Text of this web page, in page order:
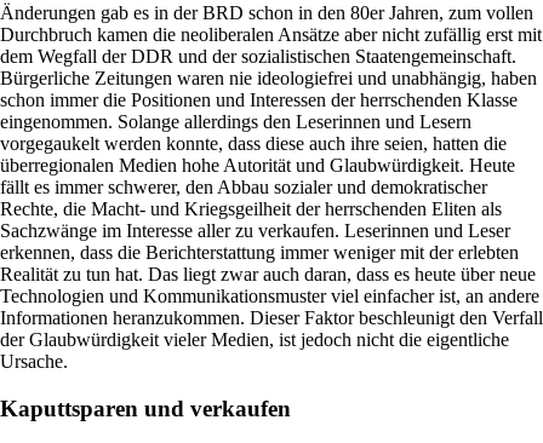
Änderungen gab es in der BRD schon in den 80er Jahren, zum vollen
Durchbruch kamen die neoliberalen Ansätze aber nicht zufällig erst mit
dem Wegfall der DDR und der sozialistischen Staatengemeinschaft.
Bürgerliche Zeitungen waren nie ideologiefrei und unabhängig, haben
schon immer die Positionen und Interessen der herrschenden Klasse
eingenommen. Solange allerdings den Leserinnen und Lesern
vorgegaukelt werden konnte, dass diese auch ihre seien, hatten die
überregionalen Medien hohe Autorität und Glaubwürdigkeit. Heute
fällt es immer schwerer, den Abbau sozialer und demokratischer
Rechte, die Macht- und Kriegsgeilheit der herrschenden Eliten als
Sachzwänge im Interesse aller zu verkaufen. Leserinnen und Leser
erkennen, dass die Berichterstattung immer weniger mit der erlebten
Realität zu tun hat. Das liegt zwar auch daran, dass es heute über neue
Technologien und Kommunikationsmuster viel einfacher ist, an andere
Informationen heranzukommen. Dieser Faktor beschleunigt den Verfall
der Glaubwürdigkeit vieler Medien, ist jedoch nicht die eigentliche
Ursache.
Kaputtsparen und verkaufen